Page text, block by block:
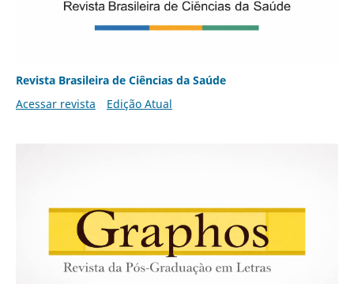
Revista Brasileira de Ciências da Saúde
Acessar revista
Edição Atual